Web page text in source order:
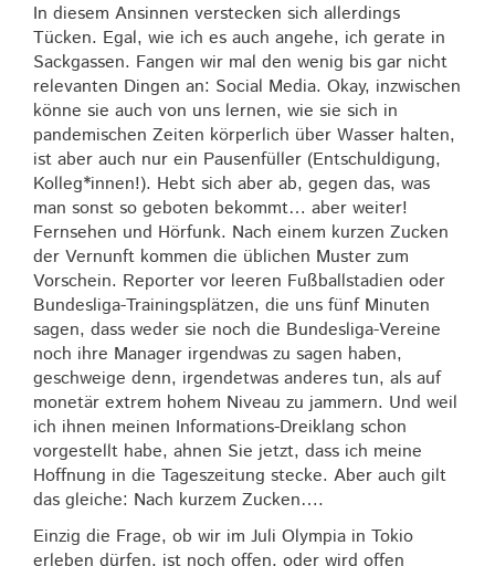
In diesem Ansinnen verstecken sich allerdings
Tücken. Egal, wie ich es auch angehe, ich gerate in
Sackgassen. Fangen wir mal den wenig bis gar nicht
relevanten Dingen an: Social Media. Okay, inzwischen
könne sie auch von uns lernen, wie sie sich in
pandemischen Zeiten körperlich über Wasser halten,
ist aber auch nur ein Pausenfüller (Entschuldigung,
Kolleg*innen!). Hebt sich aber ab, gegen das, was
man sonst so geboten bekommt… aber weiter!
Fernsehen und Hörfunk. Nach einem kurzen Zucken
der Vernunft kommen die üblichen Muster zum
Vorschein. Reporter vor leeren Fußballstadien oder
Bundesliga-Trainingsplätzen, die uns fünf Minuten
sagen, dass weder sie noch die Bundesliga-Vereine
noch ihre Manager irgendwas zu sagen haben,
geschweige denn, irgendetwas anderes tun, als auf
monetär extrem hohem Niveau zu jammern. Und weil
ich ihnen meinen Informations-Dreiklang schon
vorgestellt habe, ahnen Sie jetzt, dass ich meine
Hoffnung in die Tageszeitung stecke. Aber auch gilt
das gleiche: Nach kurzem Zucken….
Einzig die Frage, ob wir im Juli Olympia in Tokio